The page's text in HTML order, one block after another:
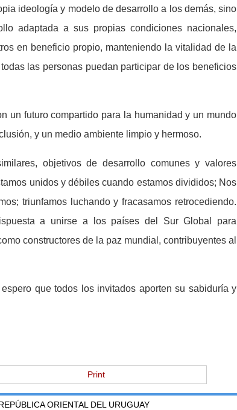
ideología y modelo de desarrollo a los demás, sino
adaptada a sus propias condiciones nacionales,
en beneficio propio, manteniendo la vitalidad de la
las personas puedan participar de los beneficios
un futuro compartido para la humanidad y un mundo
ón, y un medio ambiente limpio y hermoso.
objetivos de desarrollo comunes y valores
unidos y débiles cuando estamos divididos; Nos
triunfamos luchando y fracasamos retrocediendo.
a unirse a los países del Sur Global para
constructores de la paz mundial, contribuyentes al
que todos los invitados aporten su sabiduría y
Print
ORIENTAL DEL URUGUAY